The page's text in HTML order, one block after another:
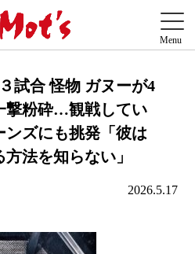
試合 怪物 ガヌーが4
撃粉砕…観戦してい
ンズにも挑発「彼は
法を知らない」
2026.5.17